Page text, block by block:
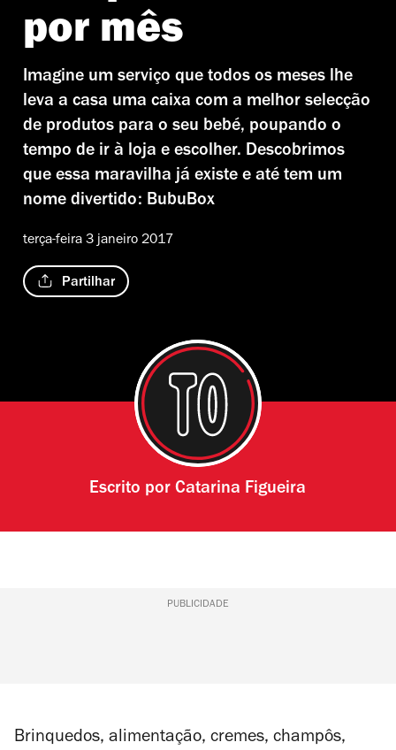
por mês
Imagine um serviço que todos os meses lhe
leva a casa uma caixa com a melhor selecção
de produtos para o seu bebé, poupando o
tempo de ir à loja e escolher. Descobrimos
que essa maravilha já existe e até tem um
nome divertido: BubuBox
terça-feira 3 janeiro 2017
Partilhar
Escrito porCatarina Figueira
PUBLICIDADE
Brinquedos, alimentação, cremes, champôs,